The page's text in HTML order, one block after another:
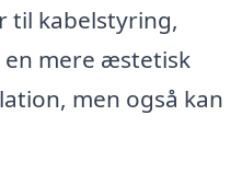
til kabelstyring,
mere æstetisk
men også kan